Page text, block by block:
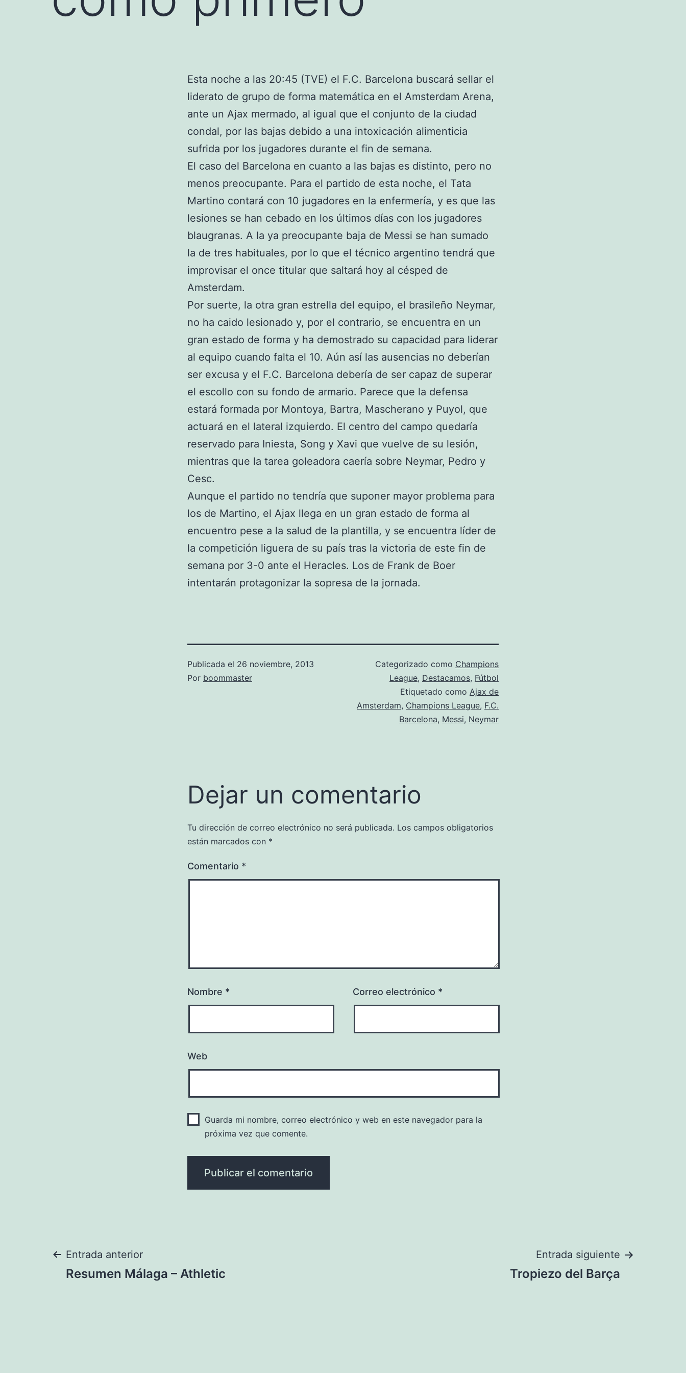
Esta noche a las 20:45 (TVE) el F.C. Barcelona buscará sellar el
liderato de grupo de forma matemática en el Amsterdam Arena,
ante un Ajax mermado, al igual que el conjunto de la ciudad
condal, por las bajas debido a una intoxicación alimenticia
sufrida por los jugadores durante el fin de semana.
El caso del Barcelona en cuanto a las bajas es distinto, pero no
menos preocupante. Para el partido de esta noche, el Tata
Martino contará con 10 jugadores en la enfermería, y es que las
lesiones se han cebado en los últimos días con los jugadores
blaugranas. A la ya preocupante baja de Messi se han sumado
la de tres habituales, por lo que el técnico argentino tendrá que
improvisar el once titular que saltará hoy al césped de
Amsterdam.
Por suerte, la otra gran estrella del equipo, el brasileño Neymar,
no ha caido lesionado y, por el contrario, se encuentra en un
gran estado de forma y ha demostrado su capacidad para liderar
al equipo cuando falta el 10. Aún así las ausencias no deberían
ser excusa y el F.C. Barcelona debería de ser capaz de superar
el escollo con su fondo de armario. Parece que la defensa
estará formada por Montoya, Bartra, Mascherano y Puyol, que
actuará en el lateral izquierdo. El centro del campo quedaría
reservado para Iniesta, Song y Xavi que vuelve de su lesión,
mientras que la tarea goleadora caería sobre Neymar, Pedro y
Cesc.
Aunque el partido no tendría que suponer mayor problema para
los de Martino, el Ajax llega en un gran estado de forma al
encuentro pese a la salud de la plantilla, y se encuentra líder de
la competición liguera de su país tras la victoria de este fin de
semana por 3-0 ante el Heracles. Los de Frank de Boer
intentarán protagonizar la sopresa de la jornada.
Publicada el 26 noviembre, 2013
Por boommaster
Categorizado como Champions
League, Destacamos, Fútbol
Etiquetado como Ajax de
Amsterdam, Champions League, F.C.
Barcelona, Messi, Neymar
Dejar un comentario
Tu dirección de correo electrónico no será publicada. Los campos obligatorios
están marcados con *
Comentario *
Nombre * Correo electrónico *
Web
Guarda mi nombre, correo electrónico y web en este navegador para la
próxima vez que comente.
Navegación
Entrada anterior
Resumen Málaga – Athletic
Entrada siguiente
Tropiezo del Barça